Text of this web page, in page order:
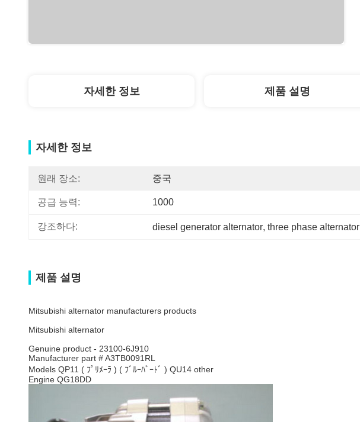
자세한 정보 제품 설명
자세한 정보
원래 장소: 중국
공급 능력: 1000
강조하다: diesel generator alternator, three phase alternator
제품 설명
Mitsubishi alternator manufacturers products
Mitsubishi alternator
Genuine product - 23100-6J910
Manufacturer part # A3TB0091RL
Models QP11 ( ﾌﾟﾘﾒｰﾗ ) ( ﾌﾞﾙｰﾊﾞｰﾄﾞ ) QU14 other
Engine QG18DD